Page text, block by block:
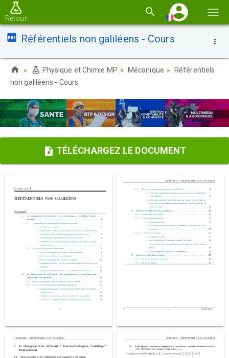
la
Retour
Référentiels non galiléens - Cours
Physique et Chimie MP Mécanique
Référentiels
non galiléens - Cours
TÉLÉCHARGEZ LE DOCUMENT